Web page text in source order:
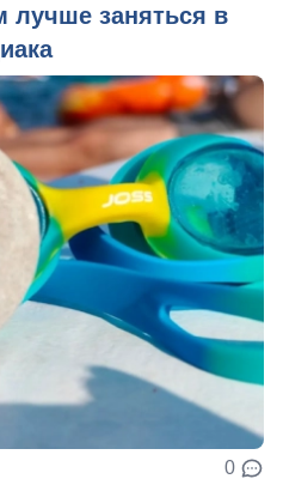
лучше заняться в
0